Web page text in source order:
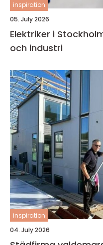
inspiration
05. July 2026
Elektriker i
och industri
inspiration
04. July 2026